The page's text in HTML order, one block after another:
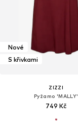
Nové
S křivkami
ZIZZI
Pyžamo 'MALLY'
749 Kč